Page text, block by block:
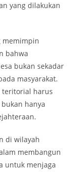
yang dilakukan
memimpin
bahwa
bukan sekadar
masyarakat.
teritorial harus
hanya
di wilayah
membangun
untuk menjaga